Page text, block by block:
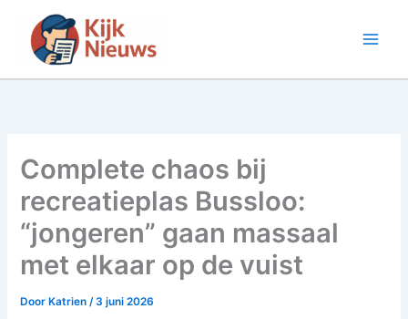
inhoud
Complete chaos bij
recreatieplas Bussloo:
“jongeren” gaan massaal
met elkaar op de vuist
Door Katrien/3 juni 2026